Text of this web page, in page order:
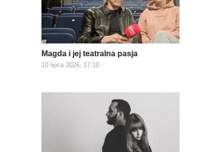
Magda i jej teatralna pasja
10 lipca 2026, 17:10